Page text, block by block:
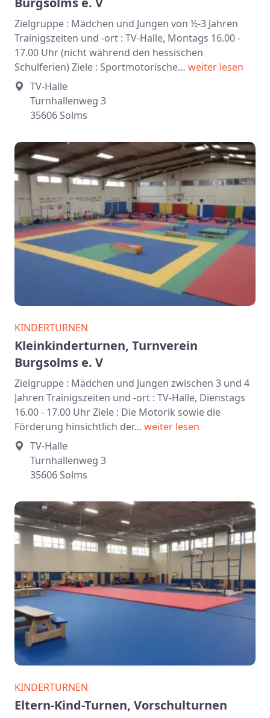
Zielgruppe : Mädchen und Jungen von ½-3 Jahren
Trainigszeiten und -ort : TV-Halle, Montags 16.00 -
17.00 Uhr (nicht während den hessischen
Schulferien) Ziele : Sportmotorische… weiter lesen
TV-Halle
Turnhallenweg 3
35606 Solms
KINDERTURNEN
Kleinkinderturnen, Turnverein
Burgsolms e. V
Zielgruppe : Mädchen und Jungen zwischen 3 und 4
Jahren Trainigszeiten und -ort : TV-Halle, Dienstags
16.00 - 17.00 Uhr Ziele : Die Motorik sowie die
Förderung hinsichtlich der… weiter lesen
TV-Halle
Turnhallenweg 3
35606 Solms
KINDERTURNEN
Eltern-Kind-Turnen, Vorschulturnen